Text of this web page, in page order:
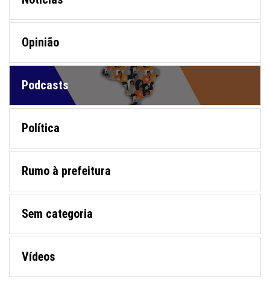
Opinião
Podcasts
Política
Rumo à prefeitura
Sem categoria
Vídeos